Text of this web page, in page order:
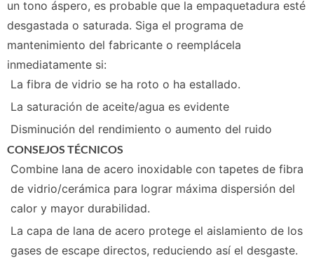
un tono áspero, es probable que la empaquetadura esté
desgastada o saturada. Siga el programa de
mantenimiento del fabricante o reemplácela
inmediatamente si:
La fibra de vidrio se ha roto o ha estallado.
La saturación de aceite/agua es evidente
Disminución del rendimiento o aumento del ruido
CONSEJOS TÉCNICOS
Combine lana de acero inoxidable con tapetes de fibra
de vidrio/cerámica para lograr máxima dispersión del
calor y mayor durabilidad.
La capa de lana de acero protege el aislamiento de los
gases de escape directos, reduciendo así el desgaste.